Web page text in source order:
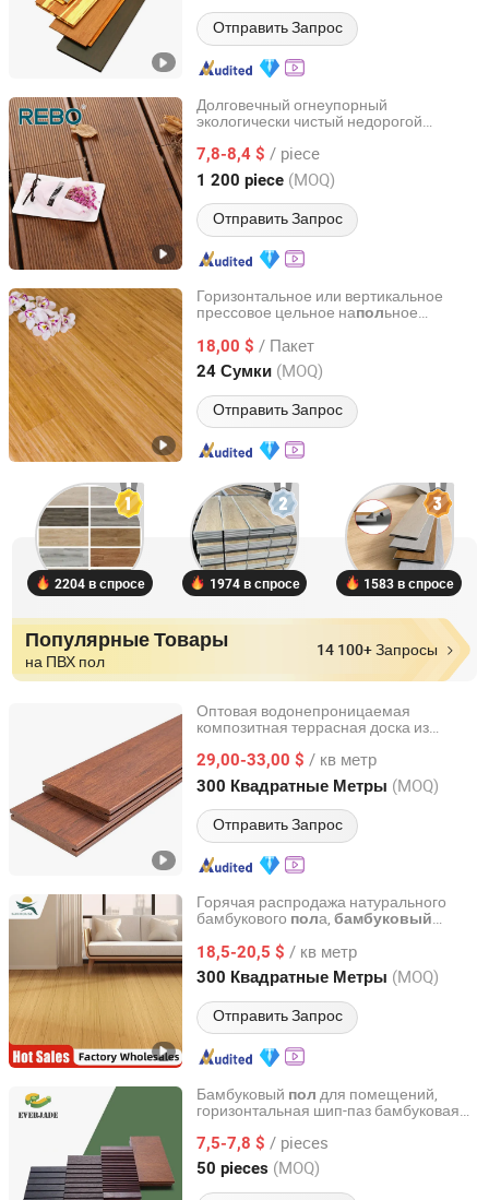
Отправить Запрос
Долговечный огнеупорный
экологически чистый недорогой
7,8-8,4 $ / piece
1 200 piece (MOQ)
Отправить Запрос
Fujian Golden Bamboo Industry Co., Ltd.
Fujian, China с 2020
Горизонтальное или вертикальное
прессовое цельное напольное
технологии Пол из бамбука для
оптовой торговли
18,00 $ / Пакет
24 Сумки (MOQ)
Отправить Запрос
Anhui Sunhouse Floor Technology Co., Ltd.
Anhui, China с 2022
2204 в спросе 1974 в спросе 1583 в спросе
Популярные Товары
на ПВХ пол
14 100+ Запросы
Оптовая водонепроницаемая
композитная террасная доска из
использования
29,00-33,00 $ / кв метр
300 Квадратные Метры (MOQ)
Отправить Запрос
Fujian Sanming DACHUAN Bamboo Industry Co., Ltd.
Fujian, China с 2020
Горячая распродажа натурального
бамбукового пола, бамбуковый
бамбуковый пол
18,5-20,5 $ / кв метр
300 Квадратные Метры (MOQ)
Отправить Запрос
Anhui Sunhouse Floor Technology Co., Ltd.
Anhui, China с 2022
Бамбуковый пол для помещений,
горизонтальная шип-паз бамбуковая
бамбуковыеполы
7,5-7,8 $ / pieces
50 pieces (MOQ)
BCD Technology Co., Ltd.
Beijing, China с 2006